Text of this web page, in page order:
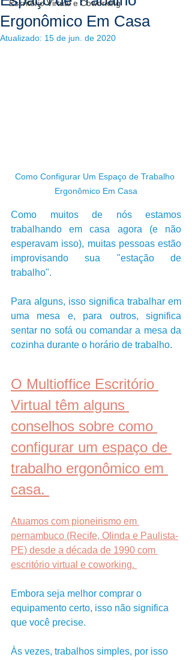
Escritório Virtual e Coworking
Ergonômico Em Casa
Atualizado: 15 de jun. de 2020
Como Configurar Um Espaço de Trabalho
Ergonômico Em Casa
Como muitos de nós estamos
trabalhando em casa agora (e não
esperavam isso), muitas pessoas estão
improvisando sua "estação de
trabalho".
Para alguns, isso significa trabalhar em
uma mesa e, para outros, significa
sentar no sofá ou comandar a mesa da
cozinha durante o horário de trabalho.
O Multioffice Escritório
Virtual têm alguns
conselhos sobre como
configurar um espaço de
trabalho ergonômico em
casa.
Atuamos com pioneirismo em
pernambuco (Recife, Olinda e Paulista-
PE) desde a década de 1990 com
escritório virtual e coworking.
Embora seja melhor comprar o
equipamento certo, isso não significa
que você precise.
Às vezes, trabalhos simples, por isso